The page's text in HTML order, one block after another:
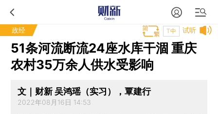
政经 试听
T中
51条河流断流24座水库干涸 重庆
农村35万余人供水受影响
文｜财新 吴鸿瑶（实习），覃建行
2022年08月16日 14:53